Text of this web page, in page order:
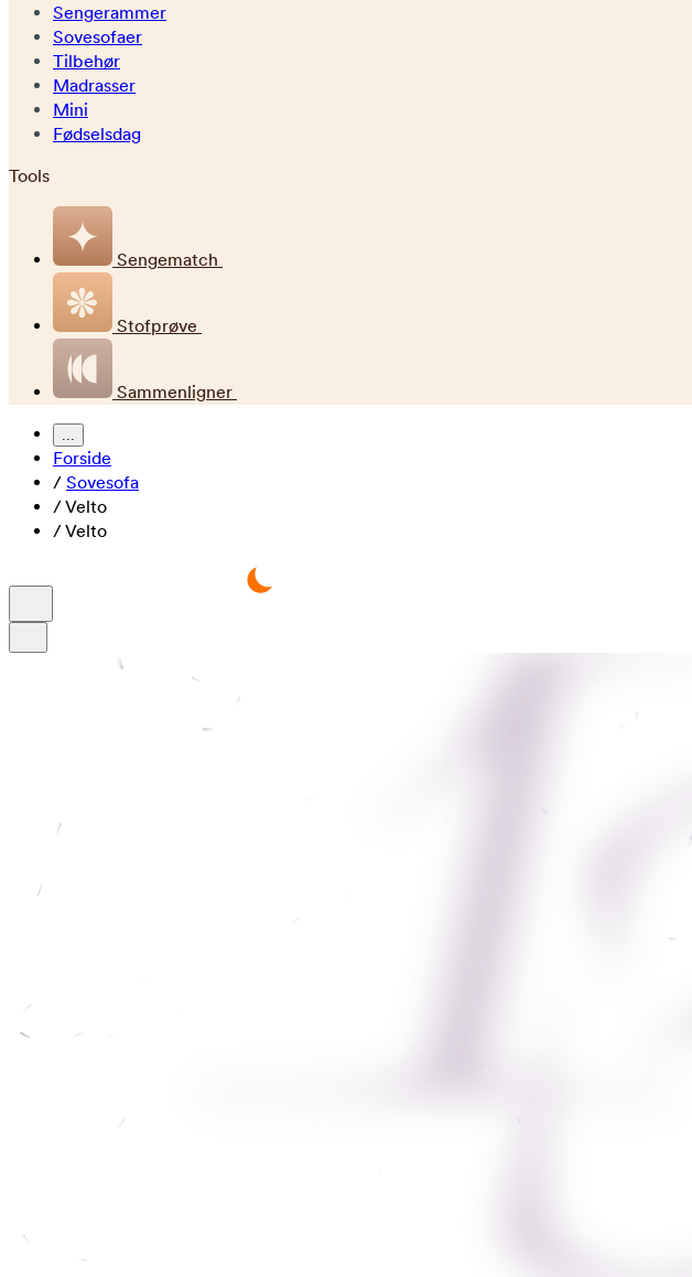
Sengerammer
Sovesofaer
Tilbehør
Madrasser
Mini
Fødselsdag
Tools
Sengematch
Stofprøve
Sammenligner
...
Forside
/ Sovesofa
/Velto
/Velto